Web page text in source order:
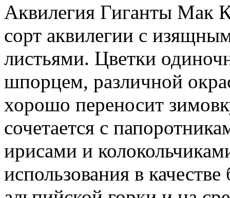
Аквилегия Гиганты Мак
сорт аквилегии с
листьями. Цветки
шпорцем, различной
хорошо переносит
сочетается с
ирисами и
использования в